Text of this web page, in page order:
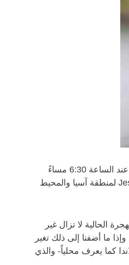
تستضيف جامعة جورجتاون قطر الليلة محاضرة عامة حول أوضاع اللاجئين في منطقة آسيا والمحيط الهادئ يلقيها الأب بامبانغ سيبايونغ وذلك عند الساعة 6:30 مساءً
في قاعة محاضرات الجامعة بالمدينة التعليمية. يذكر أن سيبايونغ هو المدير الإقليمي للمكتب اليسوعي لخدمة اللاجئين Jesuit Refugee Service لمنطقة آسيا والمحيط
الحالية لا تزال غير
ما أضفنا إلى ذلك تغير
كما يعرف محلياً- والذي